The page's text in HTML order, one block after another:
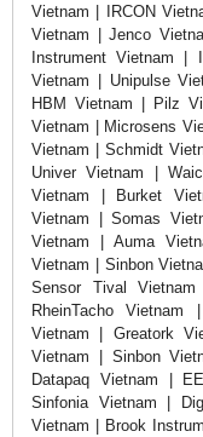
Vietnam | IRCON
Vietnam | Jenco
Instrument Vietnam
Vietnam | Unipulse
HBM Vietnam | Pilz
Vietnam | Microsens
Vietnam | Schmidt
Univer Vietnam |
Vietnam | Burket
Vietnam | Somas
Vietnam | Auma
Vietnam | Sinbon
Sensor Tival
RheinTacho
Vietnam | Greatork
Vietnam | Sinbon
Datapaq Vietnam |
Sinfonia Vietnam |
Vietnam | Brook